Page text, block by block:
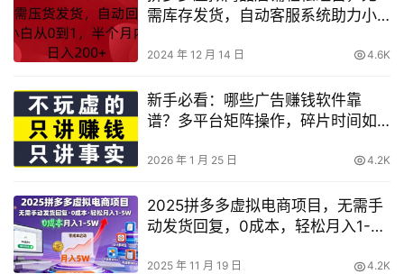
需库存发货，自动客服系统助力小
200+的秘密
2024 年 12 月 14 日 4.6K
新手必看：哪些广告赚钱软件靠
谱？多平台矩阵操作，碎片时间如
2026 年 1 月 25 日 4.2K
2025拼多多虚拟电商项目，无需手
动发货回复，0成本，轻松月入1-
2025 年 11 月 19 日 4.2K